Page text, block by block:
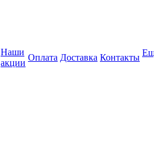
Наши
акции
Оплата Доставка Контакты